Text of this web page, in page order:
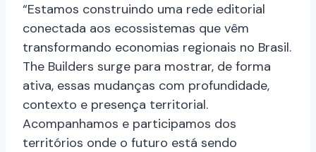
“Estamos construindo uma rede editorial
conectada aos ecossistemas que vêm
transformando economias regionais no Brasil.
The Builders surge para mostrar, de forma
ativa, essas mudanças com profundidade,
contexto e presença territorial.
Acompanhamos e participamos dos
territórios onde o futuro está sendo